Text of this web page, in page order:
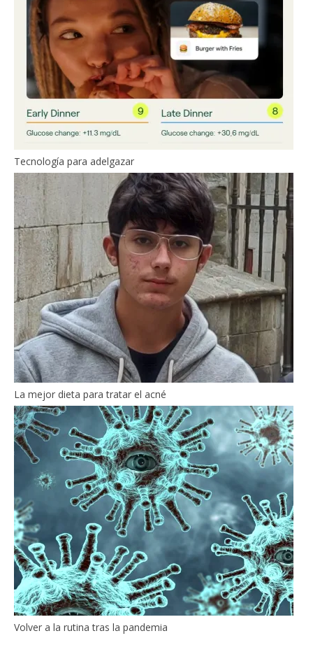
Tecnología para adelgazar
La mejor dieta para tratar el acné
Volver a la rutina tras la pandemia